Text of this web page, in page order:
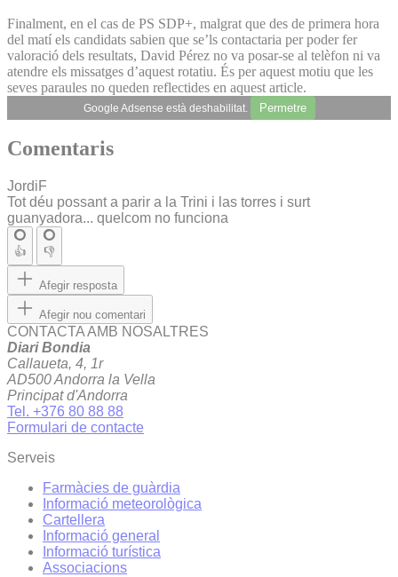
Finalment, en el cas de PS SDP+, malgrat que des de primera hora
del matí els candidats sabien que se’ls contactaria per poder fer
valoració dels resultats, David Pérez no va posar-se al telèfon ni va
atendre els missatges d’aquest rotatiu. És per aquest motiu que les
seves paraules no queden reflectides en aquest article.
Google Adsense està deshabilitat. Permetre
Comentaris
JordiF
Tot déu possant a parir a la Trini i las torres i surt
guanyadora... quelcom no funciona
👍 👎
Afegir resposta
Afegir nou comentari
CONTACTA AMB NOSALTRES
Diari Bondia
Callaueta, 4, 1r
AD500 Andorra la Vella
Principat d'Andorra
Tel. +376 80 88 88
Formulari de contacte
Serveis
Farmàcies de guàrdia
Informació meteorològica
Cartellera
Informació general
Informació turística
Associacions